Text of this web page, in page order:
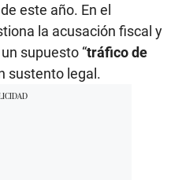
este año. En el
la acusación fiscal y
supuesto “tráfico de
sustento legal.